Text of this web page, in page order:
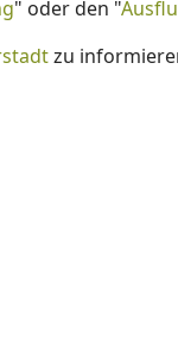
" oder den "
zu